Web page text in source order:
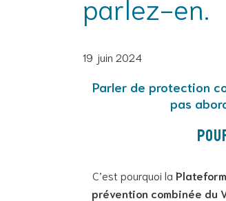
parlez-en.
19 juin 2024
Parler de protection
pas
C’est pourquoi la
prévention combinée du